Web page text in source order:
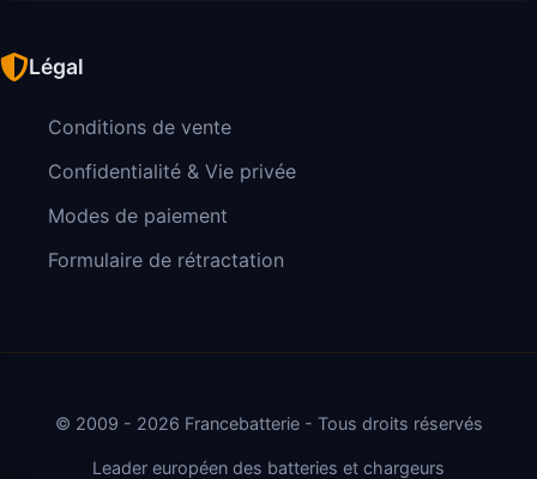
Légal
Conditions de vente
Confidentialité & Vie privée
Modes de paiement
Formulaire de rétractation
© 2009 - 2026 Francebatterie - Tous droits réservés
Leader européen des batteries et chargeurs